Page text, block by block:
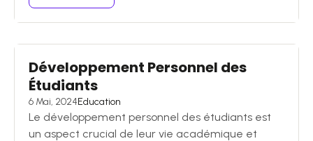
Développement Personnel des
Étudiants
6 Mai, 2024Education
Le développement personnel des étudiants est
un aspect crucial de leur vie académique et